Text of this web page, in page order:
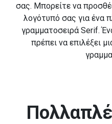
σας. Μπορείτε να
λογότυπό σας για ένα
γραμματοσειρά Serif.
πρέπει να επιλέξει